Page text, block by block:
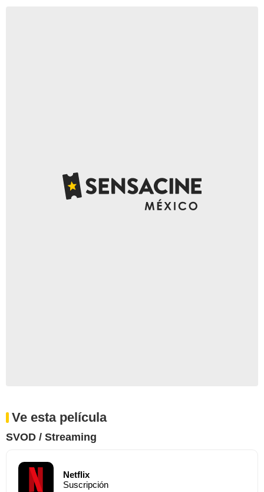
Ve esta película
SVOD / Streaming
Netflix
Suscripción